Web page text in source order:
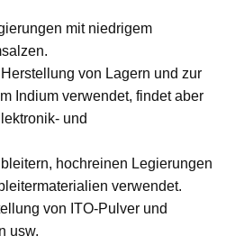
mit niedrigem
von Lagern und zur
Indium verwendet, findet aber
und
hochreinen Legierungen
verwendet.
von ITO-Pulver und
usw.